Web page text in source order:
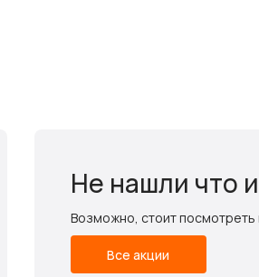
Не нашли что
Возможно, стоит посмотреть
Все акции